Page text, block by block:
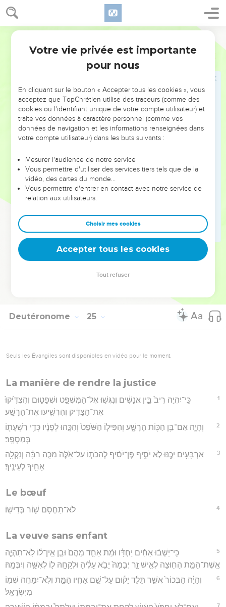
Deutéronome 24
בִּשְׁעָרֶֽיךָ׃
בְּיוֹמוֹ֩ תִתֵּ֨ן שְׂכָר֜וֹ וְֽלֹא־תָב֧וֹא עָלָ֣יו הַשֶּׁ֗מֶשׁ כִּ֤י עָנִי֙ ה֔וּא וְאֵלָ֕יו ה֥וּא נֹשֵׂ֖א
Responsabilité personnelle
16
Mesures en faveur des pauvres
לֹ֣א תַטֶּ֔ה מִשְׁפַּ֖ט גֵּ֣ר יָת֑וֹם וְלֹ֣א תַחֲבֹ֔ל בֶּ֖גֶד אַלְמָנָֽה׃
מְצַוְּךָ֙ לַעֲשׂ֔וֹת אֶת־הַדָּבָ֖ר הַזֶּֽה׃
כִּ֣י תִקְצֹר֩ קְצִֽירְךָ֨ בְשָׂדֶ֜ךָ וְשָֽׁכַחְתָּ֧ עֹ֣מֶר בַּשָּׂדֶ֗ה לֹ֤א תָשׁוּב֙ לְקַחְתּ֔וֹ לַגֵּ֛ר
לַיָּת֥וֹם וְלָאַלְמָנָ֖ה יִהְיֶ֑ה לְמַ֤עַן יְבָרֶכְךָ֙ יְהוָ֣ה אֱלֹהֶ֔יךָ בְּכֹ֖ל מַעֲשֵׂ֥ה יָדֶֽיךָ׃
כִּ֤י תִבְצֹר֙ כַּרְמְךָ֔ לֹ֥א תְעוֹלֵ֖ל אַחֲרֶ֑יךָ לַגֵּ֛ר לַיָּת֥וֹם וְלָאַלְמָנָ֖ה יִהְיֶֽה׃
וְזָ֣כַרְתָּ֔ כִּי־עֶ֥בֶד הָיִ֖יתָ בְּאֶ֣רֶץ מִצְרָ֑יִם עַל־כֵּ֞ן אָנֹכִ֤י מְצַוְּךָ֙ לַעֲשׂ֔וֹת
אֶת־הַדָּבָ֖ר הַזֶּֽה׃
Hébreu : © Westminster Leningrad Codex - tanach.us --- Grec : © 2010 by the
Deutéronome 25
Seuls les Évangiles sont disponibles en vidéo pour le moment.
La manière de rendre la justice
1
כִּֽי־יִהְיֶ֥ה רִיב֙ בֵּ֣ין אֲנָשִׁ֔ים וְנִגְּשׁ֥וּ אֶל־הַמִּשְׁפָּ֖ט וּשְׁפָט֑וּם וְהִצְדִּ֙יקוּ֙
אֶת־הַצַּדִּ֔יק וְהִרְשִׁ֖יעוּ אֶת־הָרָשָֽׁע׃
2
וְהָיָ֛ה אִם־בִּ֥ן הַכּ֖וֹת הָרָשָׁ֑ע וְהִפִּיל֤וֹ הַשֹּׁפֵט֙ וְהִכָּ֣הוּ לְפָנָ֔יו כְּדֵ֥י רִשְׁעָת֖וֹ
בְּמִסְפָּֽר׃
3
אַרְבָּעִ֥ים יַכֶּ֖נּוּ לֹ֣א יֹסִ֑יף פֶּן־יֹסִ֨יף לְהַכֹּת֤וֹ עַל־אֵ֙לֶּה֙ מַכָּ֣ה רַבָּ֔ה וְנִקְלָ֥ה
אָחִ֖יךָ לְעֵינֶֽיךָ׃
Le bœuf
4 לֹא־תַחְסֹ֥ם שׁ֖וֹר בְּדִישֽׁוֹ׃
La veuve sans enfant
5
כִּֽי־יֵשְׁב֨וּ אַחִ֜ים יַחְדָּ֗ו וּמֵ֨ת אַחַ֤ד מֵהֶם֙ וּבֵ֣ן אֵֽין־ל֔וֹ לֹֽא־תִהְיֶ֧ה
אֵֽשֶׁת־הַמֵּ֛ת הַח֖וּצָה לְאִ֣ישׁ זָ֑ר יְבָמָהּ֙ יָבֹ֣א עָלֶ֔יהָ וּלְקָחָ֥הּ ל֛וֹ לְאִשָּׁ֖ה וְיִבְּמָֽהּ׃
6
וְהָיָ֗ה הַבְּכוֹר֙ אֲשֶׁ֣ר תֵּלֵ֔ד יָק֕וּם עַל־שֵׁ֥ם אָחִ֖יו הַמֵּ֑ת וְלֹֽא־יִמָּחֶ֥ה שְׁמ֖וֹ
מִיִּשְׂרָאֵֽל׃
7
Votre vie privée est importante
pour nous
En cliquant sur le bouton « Accepter tous les cookies », vous
acceptez que TopChrétien utilise des traceurs (comme des
cookies ou l'identifiant unique de votre compte utilisateur) et
traite vos données à caractère personnel (comme vos
données de navigation et les informations renseignées dans
votre compte utilisateur) dans les buts suivants :
Mesurer l'audience de notre service
Vous permettre d'utiliser des services tiers tels que de la
vidéo, des cartes du monde…
Vous permettre d'entrer en contact avec notre service de
relation aux utilisateurs.
Choisir mes cookies
Accepter tous les cookies
Tout refuser